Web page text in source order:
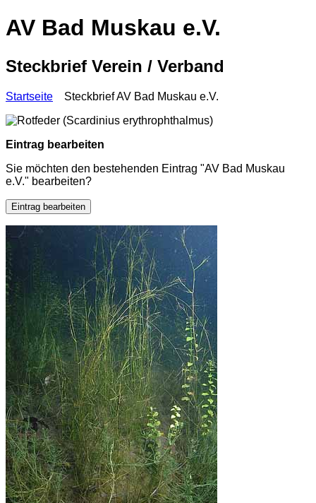
AV Bad Muskau e.V.
Steckbrief Verein / Verband
Startseite Steckbrief AV Bad Muskau e.V.
Eintrag bearbeiten
Sie möchten den bestehenden Eintrag "AV Bad Muskau
e.V." bearbeiten?
Eintrag bearbeiten